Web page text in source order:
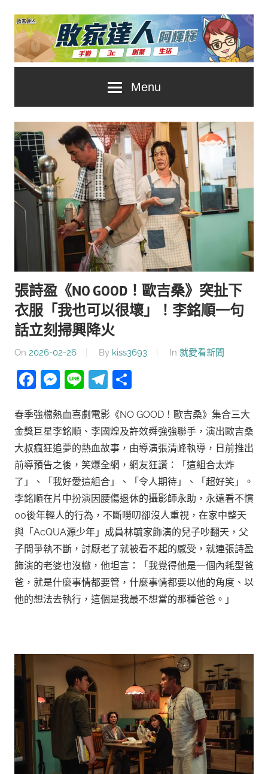
Skip
content
家
達
人
推
薦
No.1
遊
戲
科
技
自
媒
體。
Menu
張詩盈《NO GOOD！歐吉桑》突扯下
衣服「我也可以很壞」！李銘順一句
話立刻掃興降火
On 2026-02-26 By kiss3693 In 就愛看新聞
Facebook
Messenger
LineTelegram
春季強檔熱血喜劇電影《NO GOOD！歐吉桑》集合三大
金獎巨星李銘順、李國煌及許效舜強強聯手，演出歐吉桑
大叔瘋狂追夢的熱血故事，由導演張清峰執導，日前推出
前導預告之後，笑爆全網，網友狂讚：「這組合太炸
了」、「我好愛這組合」、「令人期待」、「超好笑」。
李銘順在片中扮演因腰傷退休的攝影師永助，永遠看不慣
00後年輕人的行為，不斷嘮叨卻沒人重視，在家中整天
與「AcQUA源少年」成員林毓家飾演的兒子吵翻天，父
子間爭執不斷，討厭老了就被看不起的感受，就連張詩盈
飾演的老婆也沒轍，他坦言：「我覺得他是一個內耗型爸
爸，就是什麼事情都要管，什麼事情都要以他的角度、以
他的想法去執行，這個是我最不想當的那種爸爸。」